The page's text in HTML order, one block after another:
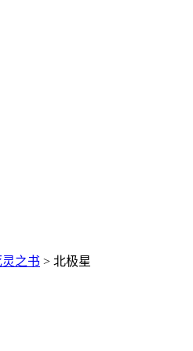
之书 > 北极星